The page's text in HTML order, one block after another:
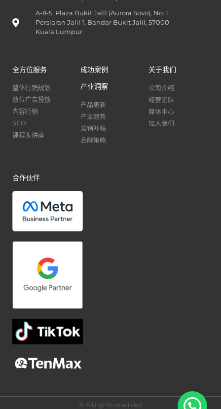
A-8-5, Plaza Bukit Jalil (Aurora Sovo), No. 1,
Persiaran Jalil 1, Bandar Bukit Jalil, 57000
Kuala Lumpur.
全方位服务
整体行销规划
数位广告投放
内容行销
SEO
课程＆讲座
成功案例
产业洞察
产品更新
产业趋势
营销补帖
品牌策略
关于我们
公司介绍
经营团队
媒体中心
加入我们
合作伙伴
© All rights reserved